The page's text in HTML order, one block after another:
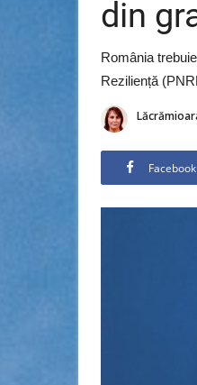
din
România
Reziliență
Facebook